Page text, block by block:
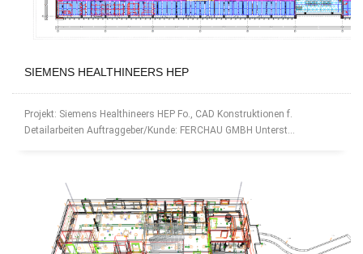
SIEMENS HEALTHINEERS HEP
Projekt: Siemens Healthineers HEP Fo., CAD Konstruktionen f.
Detailarbeiten Auftraggeber/Kunde: FERCHAU GMBH Unterst...